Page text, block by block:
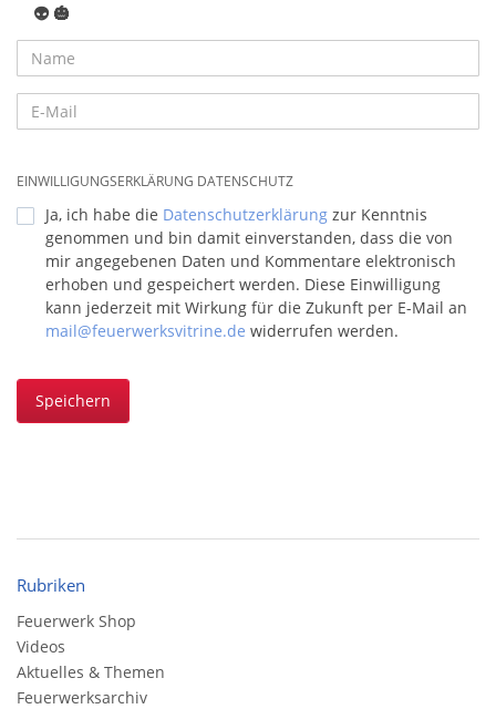
👽 🎃
EINWILLIGUNGSERKLÄRUNG DATENSCHUTZ
Ja, ich habe die Datenschutzerklärung zur Kenntnis
genommen und bin damit einverstanden, dass die von
mir angegebenen Daten und Kommentare elektronisch
erhoben und gespeichert werden. Diese Einwilligung
kann jederzeit mit Wirkung für die Zukunft per E-Mail an
mail@feuerwerksvitrine.de widerrufen werden.
Speichern
Rubriken
Feuerwerk Shop
Videos
Aktuelles & Themen
Feuerwerksarchiv